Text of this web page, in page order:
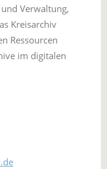
Verwaltung,
Kreisarchiv
Ressourcen
im digitalen